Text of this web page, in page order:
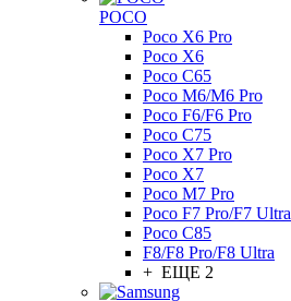
POCO
Poco X6 Pro
Poco X6
Poco C65
Poco M6/M6 Pro
Poco F6/F6 Pro
Poco C75
Poco X7 Pro
Poco X7
Poco M7 Pro
Poco F7 Pro/F7 Ultra
Poco C85
F8/F8 Pro/F8 Ultra
+ ЕЩЕ 2